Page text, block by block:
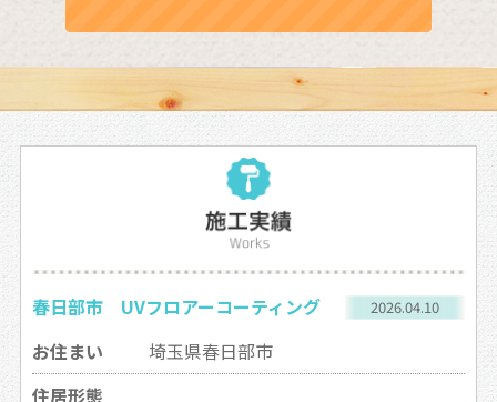
2026.04.10
春日部市 UVフロアーコーティング
お住まい
埼玉県春日部市
住居形態